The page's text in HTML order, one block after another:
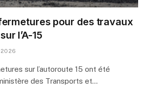
pour des travaux
l’A-15
sur l’autoroute 15 ont été
des Transports et…